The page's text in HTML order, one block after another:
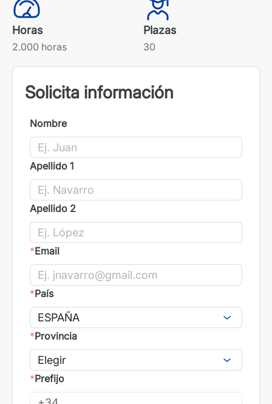
Horas
2.000 horas
Plazas
30
Solicita información
Nombre
Apellido 1
Apellido 2
*Email
*País
*Provincia
*Prefijo